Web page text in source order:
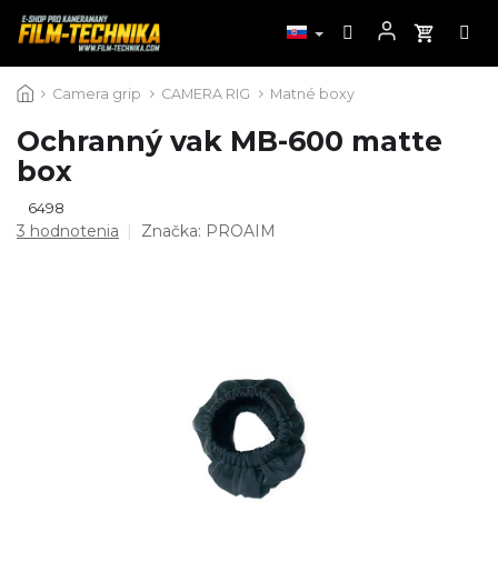
na
Camera grip CAMERA RIG Matné boxy
Ochranný vak MB-600 matte
box
6498
Priemerné
3 hodnotenia Značka: PROAIM